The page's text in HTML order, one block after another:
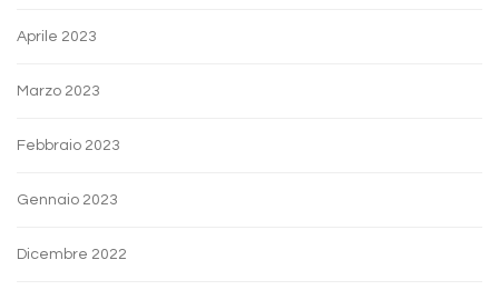
Aprile 2023
Marzo 2023
Febbraio 2023
Gennaio 2023
Dicembre 2022